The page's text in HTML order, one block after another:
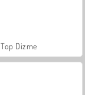
Top Dizme